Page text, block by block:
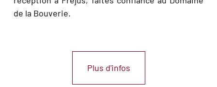
de la Bouverie.
Plus d'infos